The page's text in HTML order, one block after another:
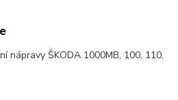
nápravy ŠKODA 1000MB, 100, 110,